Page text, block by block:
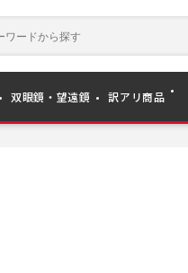
双眼鏡・望遠鏡 訳アリ商品